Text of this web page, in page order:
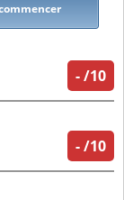
-/10
-/10